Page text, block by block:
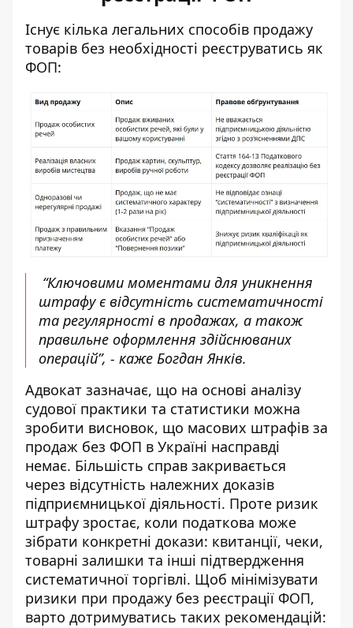
Існує кілька легальних способів продажу
товарів без необхідності реєструватись як
ФОП:
“Ключовими моментами для уникнення
штрафу є відсутність систематичності
та регулярності в продажах, а також
правильне оформлення здійснюваних
операцій”, - каже Богдан Янків.
Адвокат зазначає, що на основі аналізу
судової практики та статистики можна
зробити висновок, що масових штрафів за
продаж без ФОП в Україні насправді
немає. Більшість справ закривається
через відсутність належних доказів
підприємницької діяльності. Проте ризик
штрафу зростає, коли податкова може
зібрати конкретні докази: квитанції, чеки,
товарні залишки та інші підтвердження
систематичної торгівлі. Щоб мінімізувати
ризики при продажу без реєстрації ФОП,
варто дотримуватись таких рекомендацій: